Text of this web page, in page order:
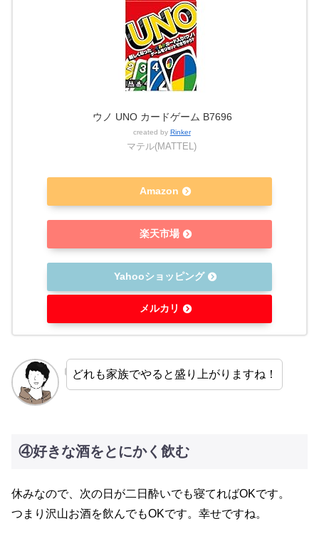
ウノ UNO カードゲーム B7696
created by Rinker
マテル(MATTEL)
Amazon
楽天市場
Yahooショッピング
メルカリ
どれも家族でやると盛り上がりますね！
④好きな酒をとにかく飲む
休みなので、次の日が二日酔いでも寝てればOKです。
つまり沢山お酒を飲んでもOKです。幸せですね。